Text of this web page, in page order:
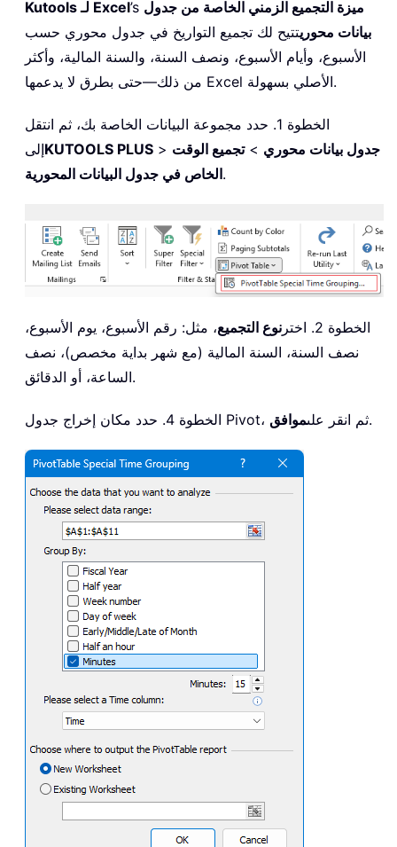
Kutools لـ Excel’s ميزة التجميع الزمني الخاصة من جدول
بيانات محوريتتيح لك تجميع التواريخ في جدول محوري حسب
الأسبوع، وأيام الأسبوع، ونصف السنة، والسنة المالية، وأكثر
من ذلك—حتى بطرق لا يدعمها Excel الأصلي بسهولة.
الخطوة 1. حدد مجموعة البيانات الخاصة بك، ثم انتقل
إلىKUTOOLS PLUS > جدول بيانات محوري >تجميع الوقت
الخاص في جدول البيانات المحورية.
الخطوة 2. اختر نوع التجميع، مثل: رقم الأسبوع، يوم الأسبوع،
نصف السنة، السنة المالية (مع شهر بداية مخصص)، نصف
الساعة، أو الدقائق.
الخطوة 4. حدد مكان إخراج جدول Pivot، ثم انقر علىموافق .